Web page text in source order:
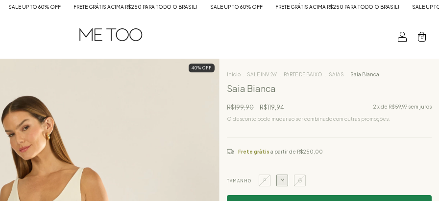
OFF FRETE GRÁTIS ACIMA R$250 PARA TODO O BRASIL! SALE UP TO 60% OFF FRETE GRÁTIS ACIMA R$250 PARA TODO O BRASIL! SALE UP TO 60% OFF
0
40% OFF
Início SALE INV 26' PARTE DE BAIXO SAIAS Saia Bianca
Saia Bianca
R$199,90 R$119,94 2 x de R$59,97 sem juros
O desconto pode mudar ao ser combinado com outras promoções.
Frete grátis a partir de R$250,00
TAMANHO P M G